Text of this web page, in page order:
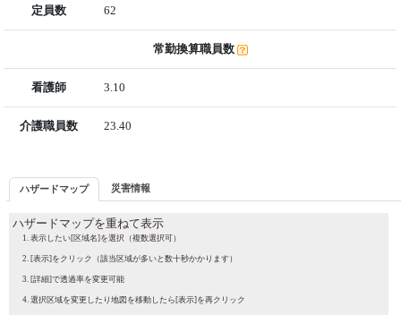
定員数 62
常勤換算職員数
看護師 3.10
介護職員数 23.40
ハザードマップ 災害情報
ハザードマップを重ねて表示
表示したい[区域名]を選択（複数選択可）
[表示]をクリック（該当区域が多いと数十秒かかります）
[詳細]で透過率を変更可能
選択区域を変更したり地図を移動したら[表示]を再クリック